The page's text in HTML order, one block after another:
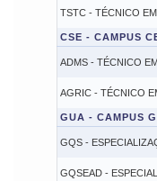
TSTC - TÉCNICO
CSE - CAMPUS
ADMS - TÉCNICO
AGRIC - TÉCNICO
GUA - CAMPUS
GQS -
GQSEAD -